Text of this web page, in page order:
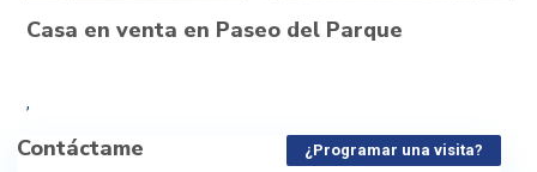
Casa en venta en Paseo del Parque
,
Contáctame ¿Programar una visita?